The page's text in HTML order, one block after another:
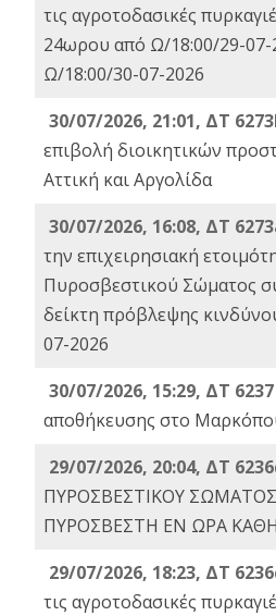
τις αγροτοδασικές
24ωρου από Ω/18:00/29-07-
Ω/18:00/30-07-2026
30/07/2026, 21:01, ΔΤ
επιβολή διοικητικών
Αττική και Αργολίδα
30/07/2026, 16:08, ΔΤ
την επιχειρησιακή
Πυροσβεστικού Σώματος
δείκτη πρόβλεψης
07-2026
30/07/2026, 15:29, ΔΤ
αποθήκευσης στο
29/07/2026, 20:04, ΔΤ
ΠΥΡΟΣΒΕΣΤΙΚΟΥ
ΠΥΡΟΣΒΕΣΤΗ ΕΝ ΩΡΑ
29/07/2026, 18:23, ΔΤ
τις αγροτοδασικές